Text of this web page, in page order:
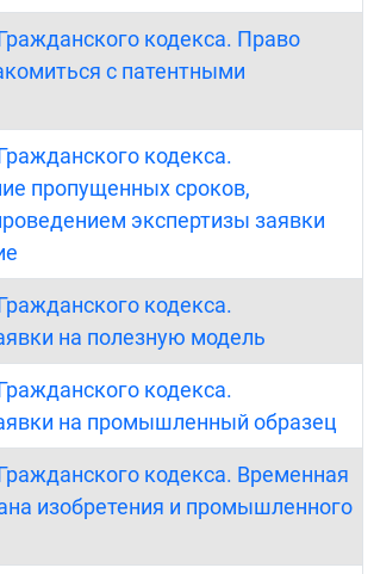
кодекса. Право
с патентными
кодекса.
пропущенных сроков,
экспертизы заявки
кодекса.
на полезную модель
кодекса.
на промышленный образец
кодекса. Временная
изобретения и промышленного